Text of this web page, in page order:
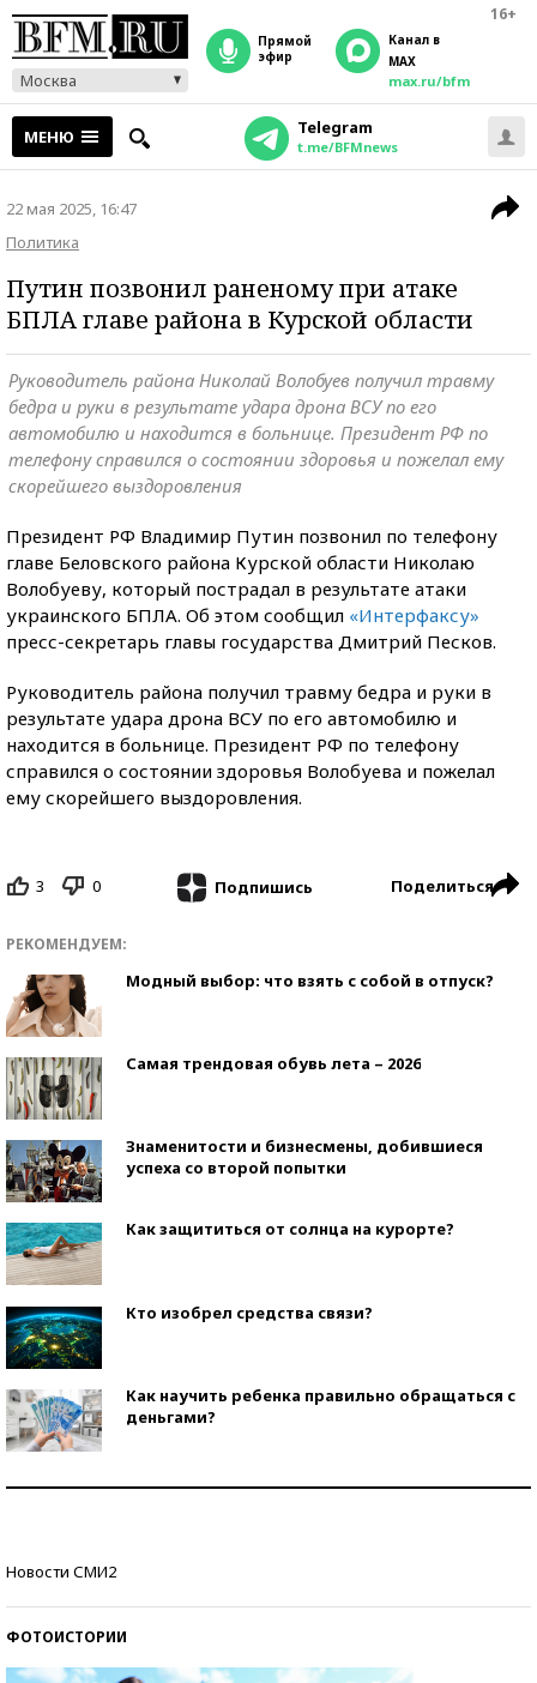
16+
Москва
прямой
эфир
Канал в
MAX
max.ru/bfm
МЕНЮ Telegram
t.me/BFMnews
22 мая 2025, 16:47
Политика
Путин позвонил раненому при атаке
БПЛА главе района в Курской области
Руководитель района Николай Волобуев получил травму
бедра и руки в результате удара дрона ВСУ по его
автомобилю и находится в больнице. Президент РФ по
телефону справился о состоянии здоровья и пожелал ему
скорейшего выздоровления
Президент РФ Владимир Путин позвонил по телефону
главе Беловского района Курской области Николаю
Волобуеву, который пострадал в результате атаки
украинского БПЛА. Об этом сообщил «Интерфаксу»
пресс-секретарь главы государства Дмитрий Песков.
Руководитель района получил травму бедра и руки в
результате удара дрона ВСУ по его автомобилю и
находится в больнице. Президент РФ по телефону
справился о состоянии здоровья Волобуева и пожелал
ему скорейшего выздоровления.
3 0 Подпишись Поделиться
РЕКОМЕНДУЕМ:
Модный выбор: что взять с собой в отпуск?
Самая трендовая обувь лета – 2026
Знаменитости и бизнесмены, добившиеся
успеха со второй попытки
Как защититься от солнца на курорте?
Кто изобрел средства связи?
Как научить ребенка правильно обращаться с
деньгами?
Новости СМИ2
ФОТОИСТОРИИ